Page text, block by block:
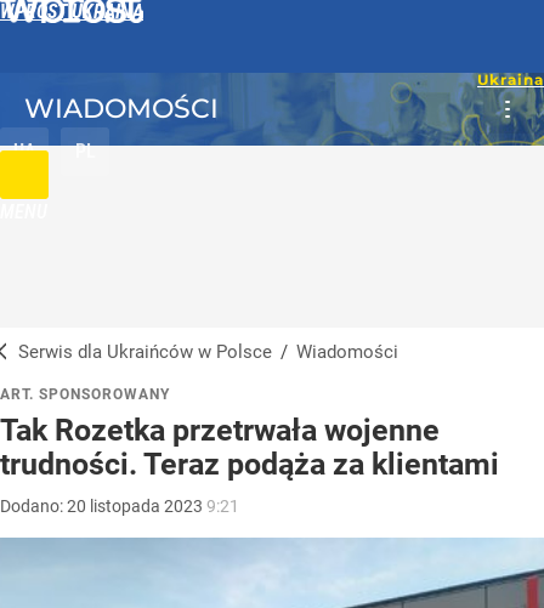
WPROST UKRAINA
UA PL
WIADOMOŚCI
Serwis dla Ukraińców w Polsce / Wiadomości
ART. SPONSOROWANY
Tak Rozetka przetrwała wojenne
trudności. Teraz podąża za klientami
Dodano:20 listopada 2023 9:21